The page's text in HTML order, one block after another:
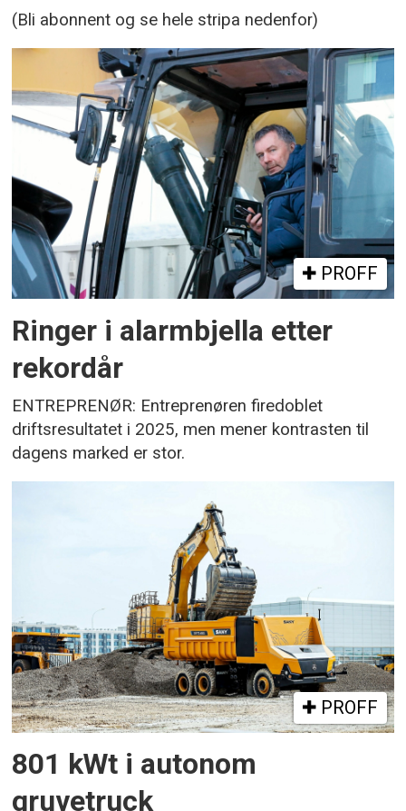
(Bli abonnent og se hele stripa nedenfor)
PROFF
Ringer i alarmbjella etter
rekordår
ENTREPRENØR: Entreprenøren firedoblet
driftsresultatet i 2025, men mener kontrasten til
dagens marked er stor.
PROFF
801 kWt i autonom
gruvetruck